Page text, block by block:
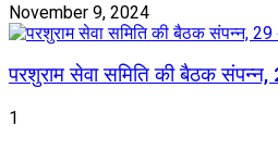
November 9, 2024
परशुराम सेवा समिति की बैठक
1